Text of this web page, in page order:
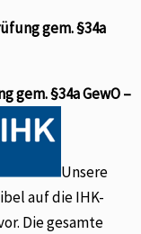
gem. §34a
gem. §34a GewO –
Unsere
auf die IHK-
Die gesamte